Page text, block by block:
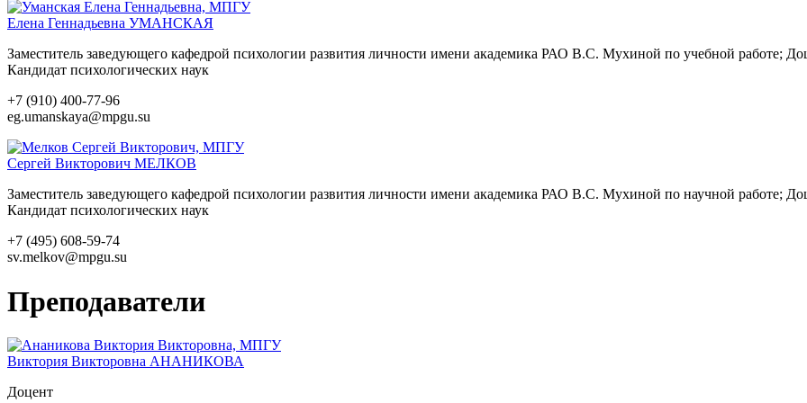
Елена Геннадьевна УМАНСКАЯ
Заместитель заведующего кафедрой психологии развития личности имени академика РАО В.С. Мухиной по учебной работе;
Кандидат психологических наук
+7 (910) 400-77-96
eg.umanskaya@mpgu.su
Сергей Викторович МЕЛКОВ
Заместитель заведующего кафедрой психологии развития личности имени академика РАО В.С. Мухиной по научной работе;
Кандидат психологических наук
+7 (495) 608-59-74
sv.melkov@mpgu.su
Преподаватели
Виктория Викторовна АНАНИКОВА
Доцент